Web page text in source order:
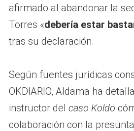
afirmado al abandonar la
Torres «debería estar
tras su declaración.
Según fuentes jurídicas
OKDIARIO, Aldama ha
instructor del caso Koldo
colaboración con la